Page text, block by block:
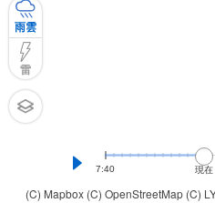
(C) Mapbox (C) OpenStreetMap (C)
雨雲
雷
7:40 現在